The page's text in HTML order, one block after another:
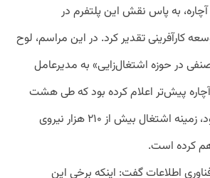
به پاس نقش این پلتفرم در
کارآفرینی تقدیر کرد. در این مراسم، لوح
در حوزه اشتغال‌زایی» به مدیرعامل
پیش‌تر اعلام کرده بود که طی هشت
سال فعالیت خود، زمینه اشتغال بیش از ۲۱۰ هزار نیروی
کرده است.
اطلاعات گفت: اینکه برخی این